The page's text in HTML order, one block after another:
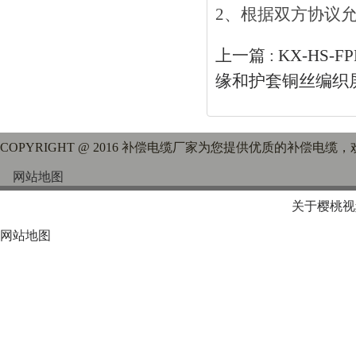
2、根据双方协议
上一篇 : KX-HS-
缘和护套铜丝编织
COPYRIGHT @ 2016 补偿电缆厂家为您提供优质的补偿电缆
网站地图
关于樱桃
网站地图